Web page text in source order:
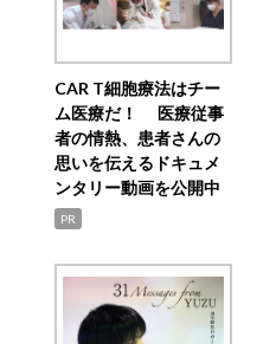
CAR T細胞療法はチー
ム医療だ！ 医療従事
者の情熱、患者さんの
思いを伝えるドキュメ
ンタリー動画を公開中
PR